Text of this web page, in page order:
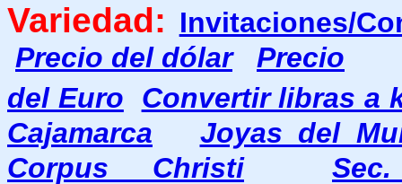
Variedad: Invitaciones/
Precio del dólar
Precio
del Euro
Convertir libras a
Cajamarca
Joyas del
Corpus Christi